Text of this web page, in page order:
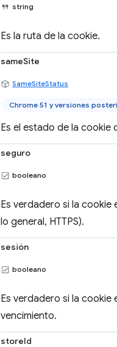
string
Es la ruta de la cookie.
sameSite
SameSiteStatus
Chrome 51 y versiones
Es el estado de la cookie
seguro
booleano
Es verdadero si la cookie
lo general, HTTPS).
sesión
booleano
Es verdadero si la
vencimiento.
storeId